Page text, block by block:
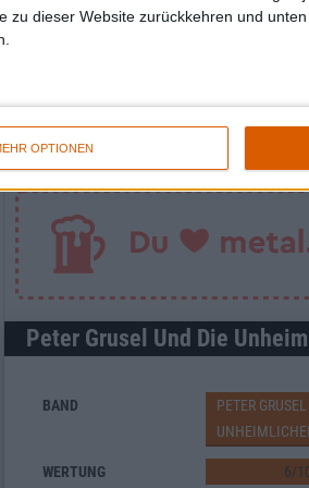
zu dieser Website zurückkehren und
OPTIONEN
Peter Grusel Und Die
BAND
PETER
WERTUNG 6/